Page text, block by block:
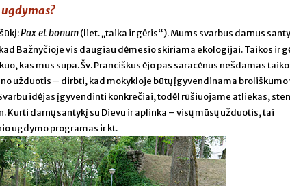
Pax et bonum(liet. „taika ir gėris“). Mums svarbus darnus
Bažnyčioje vis daugiau dėmesio skiriama ekologijai. Taikos ir
kas mus supa. Šv. Pranciškus ėjo pas saracėnus nešdamas
užduotis – dirbti, kad mokykloje būtų įgyvendinama broliškumo
idėjas įgyvendinti konkrečiai, todėl rūšiuojame atliekas,
Kurti darnų santykį su Dievu ir aplinka – visų mūsų užduotis, tai
ugdymo programas ir kt.